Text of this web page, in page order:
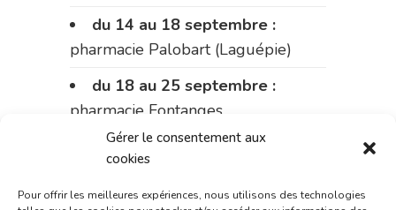
Gérer le consentement aux
cookies
Pour offrir les meilleures expériences, nous utilisons des technologies
du 14 au 18 septembre :
pharmacie Palobart (Laguépie)
du 18 au 25 septembre :
pharmacie Fontanges
du 25 au 28 septembre :
Aristide Briand)